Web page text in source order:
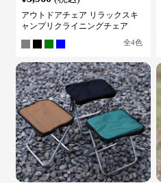
アウトドアチェア リラックスキ
ャンプリクライニングチェア
全4色